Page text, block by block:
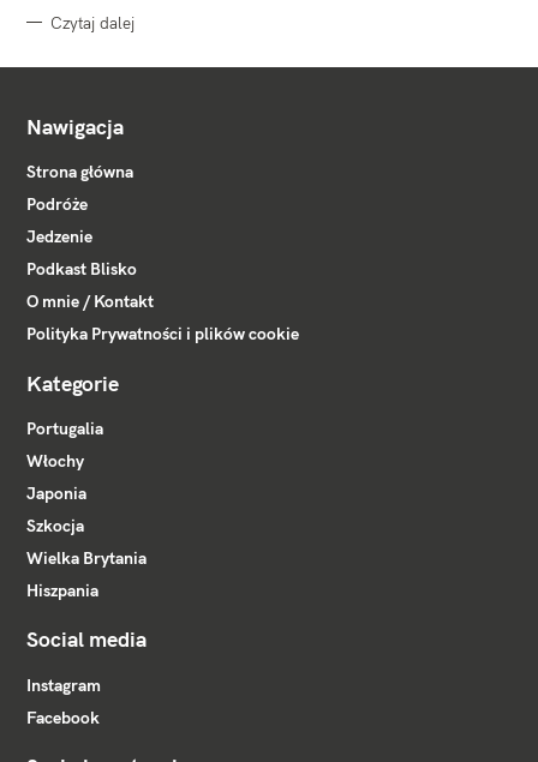
Czytaj dalej
Nawigacja
Strona główna
Podróże
Jedzenie
Podkast Blisko
O mnie / Kontakt
Polityka Prywatności i plików cookie
Kategorie
Portugalia
Włochy
Japonia
Szkocja
Wielka Brytania
Hiszpania
Social media
Instagram
Facebook